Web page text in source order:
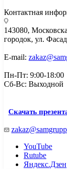
Контактная
143080,
городок, ул.
E-mail:
Пн-Пт: 9:00-18:00
Сб-Вс: Выходной
Скачать
YouTube
Rutube
Яндекс.Дзен